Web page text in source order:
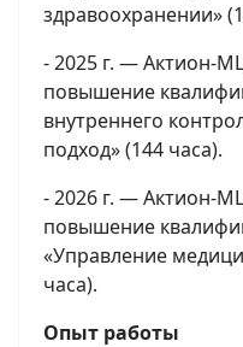
здравоохранении»
- 2025 г. — Актион-
повышение
внутреннего
подход» (144 часа).
- 2026 г. — Актион-
повышение
«Управление
часа).
Опыт работы